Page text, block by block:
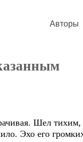
Авторы
Шел тихим,
Эхо его